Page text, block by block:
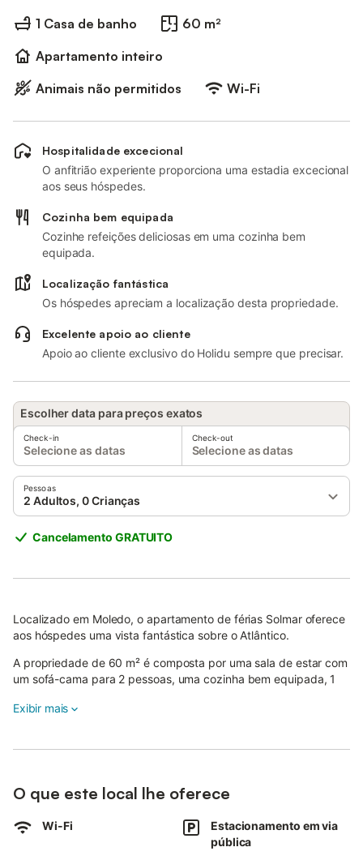
1 Casa de banho
60 m²
Apartamento inteiro
Animais não permitidos
Wi-Fi
Hospitalidade excecional
O anfitrião experiente proporciona uma estadia excecional
aos seus hóspedes.
Cozinha bem equipada
Cozinhe refeições deliciosas em uma cozinha bem
equipada.
Localização fantástica
Os hóspedes apreciam a localização desta propriedade.
Excelente apoio ao cliente
Apoio ao cliente exclusivo do Holidu sempre que precisar.
Escolher data para preços exatos
Check-in
Selecione as datas
Check-out
Selecione as datas
Pessoas
2 Adultos, 0 Crianças
Cancelamento GRATUITO
Localizado em Moledo, o apartamento de férias Solmar oferece
aos hóspedes uma vista fantástica sobre o Atlântico.
A propriedade de 60 m² é composta por uma sala de estar com
um sofá-cama para 2 pessoas, uma cozinha bem equipada, 1
pessoas.
Este aluguer de férias possui uma varanda privada para o seu
relaxamento noturno.
A propriedade está localizada perto da praia.
O estacionamento gratuito está disponível na rua.
Não são permitidos animais de estimação, fumar e celebrar
Exibir mais
O que este local lhe oferece
Wi-Fi
Estacionamento em via
pública